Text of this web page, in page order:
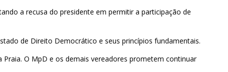
a recusa do presidente em permitir a participação de
de Direito Democrático e seus princípios fundamentais.
O MpD e os demais vereadores prometem continuar